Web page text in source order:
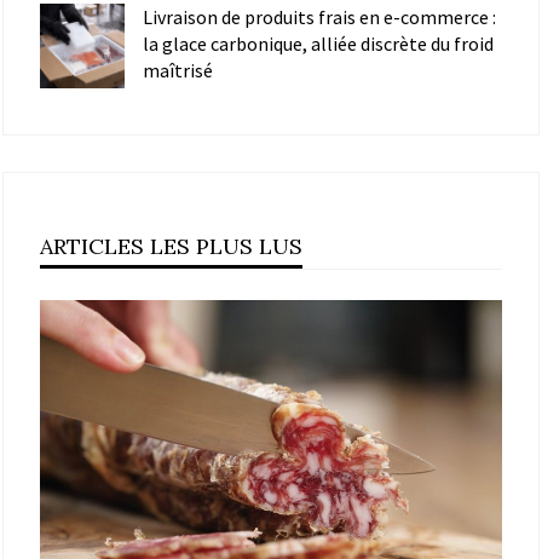
Livraison de produits frais en e-commerce :
la glace carbonique, alliée discrète du froid
maîtrisé
ARTICLES LES PLUS LUS